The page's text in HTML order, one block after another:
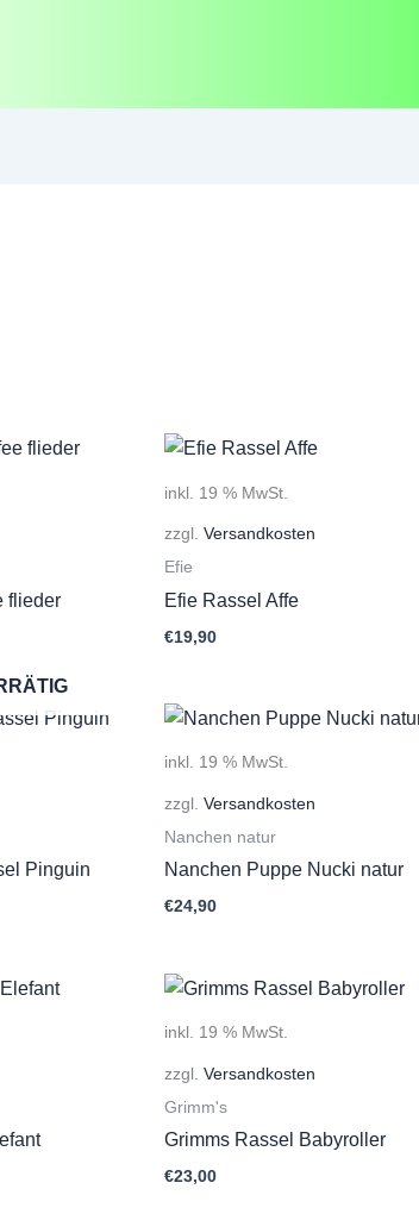
flieder
inkl. 19 % MwSt.
zzgl. Versandkosten
Efie
Efie Rassel Affe
€19,90
Pinguin
inkl. 19 % MwSt.
zzgl. Versandkosten
Nanchen natur
Nanchen Puppe Nucki natur
€24,90
inkl. 19 % MwSt.
zzgl. Versandkosten
Grimm's
Grimms Rassel Babyroller
€23,00